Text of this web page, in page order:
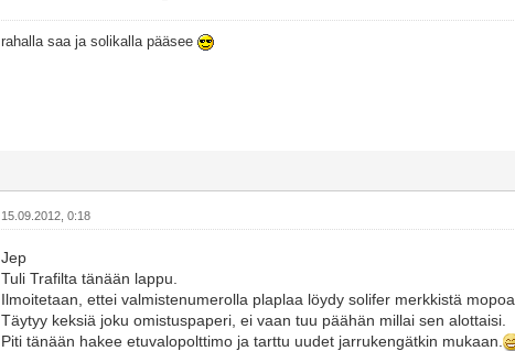
rahalla saa ja solikalla pääsee
15.09.2012, 0:18
Jep
Tuli Trafilta tänään lappu.
Ilmoitetaan, ettei valmistenumerolla plaplaa löydy solifer merkkistä mopoa.
Täytyy keksiä joku omistuspaperi, ei vaan tuu päähän millai sen alottaisi.
Piti tänään hakee etuvalopolttimo ja tarttu uudet jarrukengätkin mukaan.